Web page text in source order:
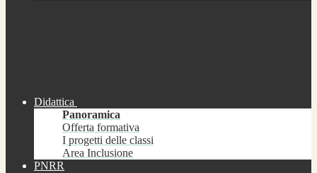
Didattica
Panoramica
Offerta formativa
I progetti delle classi
Area Inclusione
PNRR